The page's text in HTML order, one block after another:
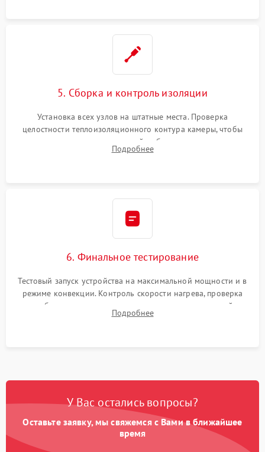
5. Сборка и контроль изоляции
Установка всех узлов на штатные места. Проверка
целостности теплоизоляционного контура камеры, чтобы
исключить перегрев кухонной мебели и потерю тепла.
Надежная фиксация клемм и сборка корпуса шкафа.
Подробнее
6. Финальное тестирование
Тестовый запуск устройства на максимальной мощности и в
режиме конвекции. Контроль скорости нагрева, проверка
срабатывания термостата при достижении заданной
температуры и тест на отсутствие утечек тока.
Подробнее
У Вас остались вопросы?
Оставьте заявку, мы свяжемся с Вами в ближайшее
время